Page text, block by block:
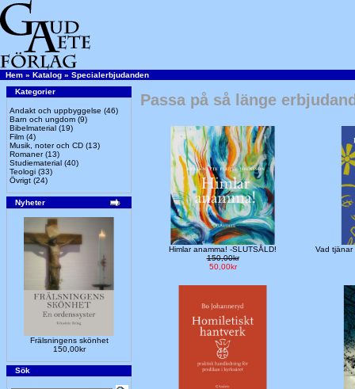
Hem » Katalog » Specialerbjudanden
Kategorier
Andakt och uppbyggelse (46)
Barn och ungdom (9)
Bibelmaterial (19)
Film (4)
Musik, noter och CD (13)
Romaner(13)
Studiematerial (40)
Teologi (33)
Övrigt (24)
Nyheter
Frälsningens skönhet
150,00kr
Sök
Passa på så länge
Himlar anamma! -SLUTSÅLD!
150,00kr
50,00kr
Vad tjänar